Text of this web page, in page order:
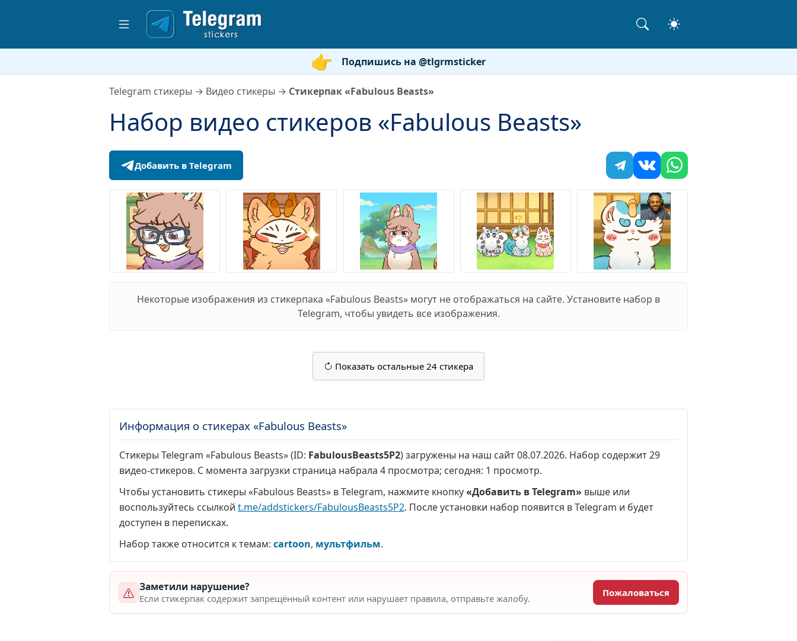
Подпишись на @tlgrmsticker
Telegram стикеры → Видео стикеры → Стикерпак «Fabulous Beasts»
Набор видео стикеров «Fabulous Beasts»
Добавить в Telegram
Некоторые изображения из стикерпака «Fabulous Beasts» могут не отображаться на сайте. Установите набор в
Telegram, чтобы увидеть все изображения.
Показать остальные 24 стикера
Информация о стикерах «Fabulous Beasts»
Стикеры Telegram «Fabulous Beasts» (ID: FabulousBeasts5P2) загружены на наш сайт 08.07.2026. Набор содержит 29
видео-стикеров. С момента загрузки страница набрала 4 просмотра; сегодня: 1 просмотр.
Чтобы установить стикеры «Fabulous Beasts» в Telegram, нажмите кнопку«Добавить в Telegram» выше или
воспользуйтесь ссылкой t.me/addstickers/FabulousBeasts5P2. После установки набор появится в Telegram и будет
доступен в переписках.
Набор также относится к темам: cartoon, мультфильм.
Заметили нарушение?
Если стикерпак содержит запрещённый контент или нарушает правила, отправьте жалобу. Пожаловаться